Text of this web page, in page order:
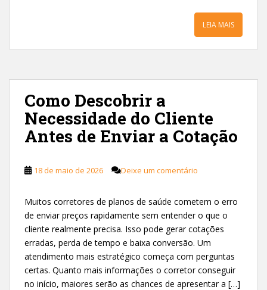
LEIA MAIS
Como Descobrir a
Necessidade do Cliente
Antes de Enviar a Cotação
18 de maio de 2026 Deixe um comentário
Muitos corretores de planos de saúde cometem o erro
de enviar preços rapidamente sem entender o que o
cliente realmente precisa. Isso pode gerar cotações
erradas, perda de tempo e baixa conversão. Um
atendimento mais estratégico começa com perguntas
certas. Quanto mais informações o corretor conseguir
no início, maiores serão as chances de apresentar a […]